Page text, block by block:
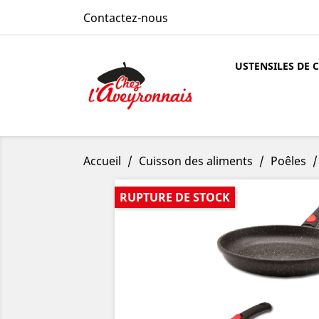
Contactez-nous
USTENSILES DE
Accueil Cuisson des aliments Poêles
RUPTURE DE STOCK